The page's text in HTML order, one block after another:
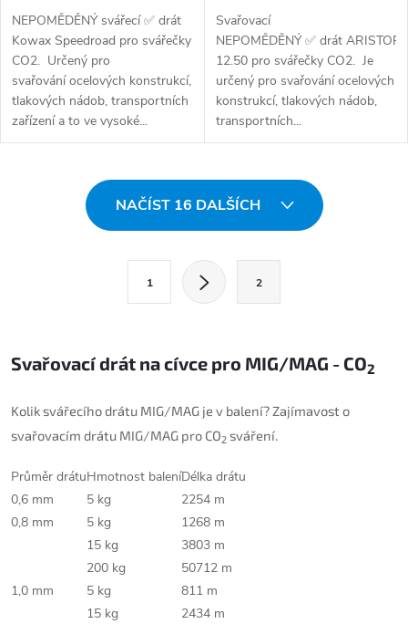
NEPOMĚDĚNÝ svářecí ✅ drát
Kowax Speedroad pro svářečky
CO2. Určený pro
svařování ocelových konstrukcí,
tlakových nádob, transportních
zařízení a to ve vysoké...
Svařovací
NEPOMĚDĚNÝ ✅ drát
12.50 pro svářečky CO2. Je
určený pro svařování ocelových
konstrukcí, tlakových nádob,
transportních...
Ovládací prvky výpisu
NAČÍST 16 DALŠÍCH
1 2
Svařovací drát na cívce pro MIG/MAG - CO2
Kolik svářecího drátu MIG/MAG je v balení? Zajímavost o
svařovacím drátu MIG/MAG pro CO2 sváření.
Průměr drátuHmotnost baleníDélka drátu
0,6 mm
5 kg
2254 m
0,8 mm
5 kg
1268 m
15 kg
3803 m
200 kg
50712 m
1,0 mm
5 kg
811 m
15 kg
2434 m